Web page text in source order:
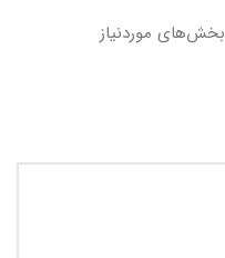
بخش‌های موردنیاز